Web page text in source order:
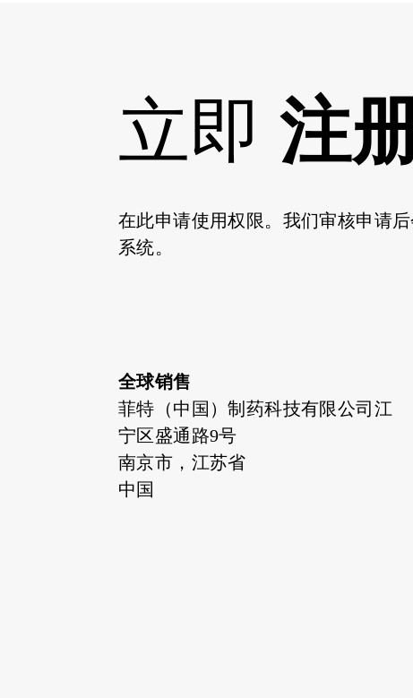
立即 注
在此申请使用权限。我们审核申请
系统。
全球销售
菲特（中国）制药科技有限公司江
宁区盛通路9号
南京市，江苏省
中国